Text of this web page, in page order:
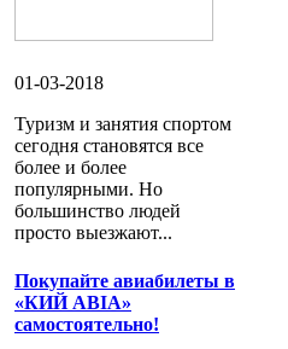
01-03-2018
Туризм и занятия спортом
сегодня становятся все
более и более
популярными. Но
большинство людей
просто выезжают...
Покупайте авиабилеты в
«КИЙ АВIА»
самостоятельно!